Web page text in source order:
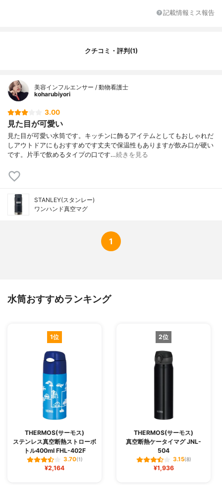
記載情報ミス報告
クチコミ・評判(1)
美容インフルエンサー / 動物看護士
koharubiyori
3.00
見た目が可愛い
見た目が可愛い水筒です。キッチンに飾るアイテムとしてもおしゃれだ
しアウトドアにもおすすめです丈夫で保温性もありますが飲み口が硬い
です。片手で飲めるタイプの口です…続きを見る
STANLEY(スタンレー)
ワンハンド真空マグ
1
水筒おすすめランキング
1位
THERMOS(サーモス)
ステンレス真空断熱ストローボ
トル400ml FHL-402F
3.70(1)
¥2,164
2位
THERMOS(サーモス)
真空断熱ケータイマグ JNL-
504
3.15(8)
¥1,936